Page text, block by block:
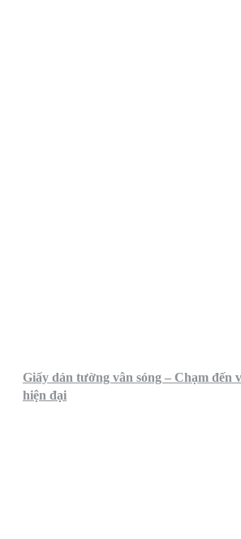
Giấy dán tường vân sóng – Chạm đến
hiện đại